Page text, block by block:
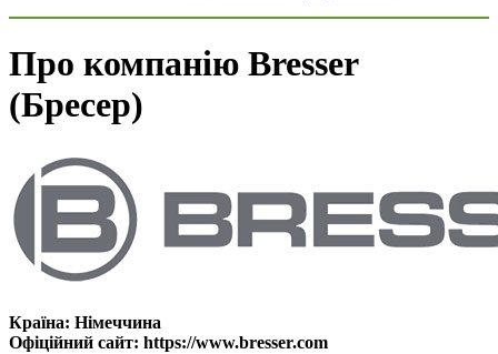
Про компанію Bresser
(Бресер)
Країна: Німеччина
Офіційний сайт: https://www.bresser.com